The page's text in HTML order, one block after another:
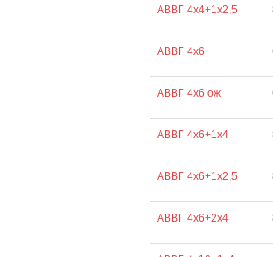
АВВГ 4х4+1х2,5
АВВГ 4х6
АВВГ 4х6 ож
АВВГ 4х6+1х4
АВВГ 4х6+1х2,5
АВВГ 4х6+2х4